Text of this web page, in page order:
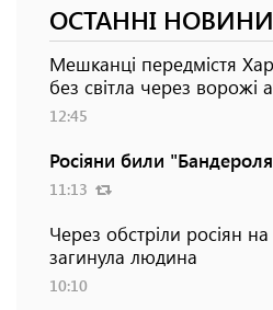
ОСТАННІ НОВИНИ
Мешканці передмістя
без світла через ворожі
12:45
Росіяни били
11:13
Через обстріли росіян
загинула людина
10:10